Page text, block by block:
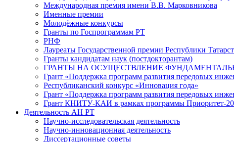
Международная премия имени В.В. Марковникова
Именные премии
Молодёжные конкурсы
Гранты по Госпрограммам РТ
РНФ
Лауреаты Государственной премии Республики
Гранты кандидатам наук (постдокторантам)
ГРАНТЫ НА ОСУЩЕСТВЛЕНИЕ
Грант «Поддержка программ развития передовых
Республиканский конкурс «Инновация года»
Грант «Поддержка программ развития передовых
Грант КНИТУ-КАИ в рамках программы Приоритет-
Деятельность АН РТ
Научно-исследовательская деятельность
Научно-инновационная деятельность
Диссертационные советы